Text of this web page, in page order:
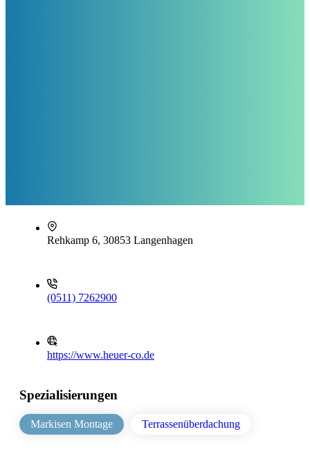
Rehkamp 6, 30853 Langenhagen
(0511) 7262900
https://www.heuer-co.de
Spezialisierungen
Markisen Montage Terrassenüberdachung